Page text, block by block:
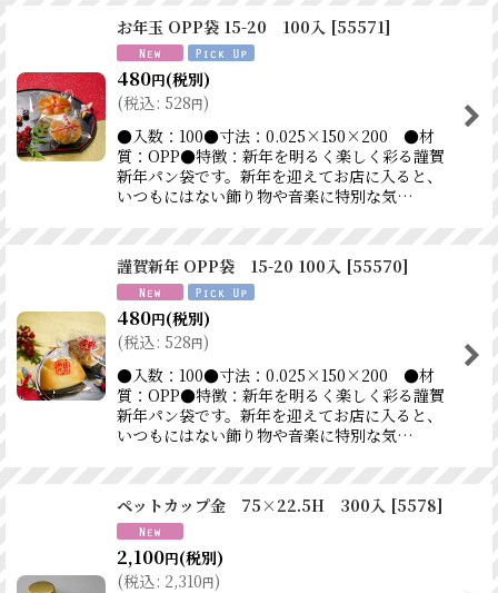
お年玉 OPP袋 15-20 100入 [55571]
480円(税別)
(税込: 528円)
●入数：100●寸法：0.025×150×200 ●材
質：OPP●特徴：新年を明るく楽しく彩る謹賀
新年パン袋です。新年を迎えてお店に入ると、
いつもにはない飾り物や音楽に特別な気…
謹賀新年 OPP袋 15-20 100入 [55570]
480円(税別)
(税込: 528円)
●入数：100●寸法：0.025×150×200 ●材
質：OPP●特徴：新年を明るく楽しく彩る謹賀
新年パン袋です。新年を迎えてお店に入ると、
いつもにはない飾り物や音楽に特別な気…
ペットカップ金 75×22.5H 300入 [5578]
2,100円(税別)
(税込: 2,310円)